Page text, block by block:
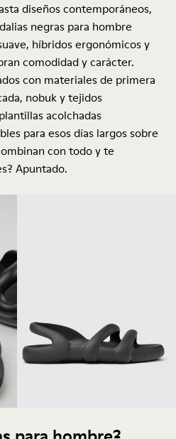
diseños contemporáneos,
negras para hombre
híbridos ergonómicos y
comodidad y carácter.
con materiales de primera
nobuk y tejidos
acolchadas
para esos días largos sobre
con todo y te
Apuntado.